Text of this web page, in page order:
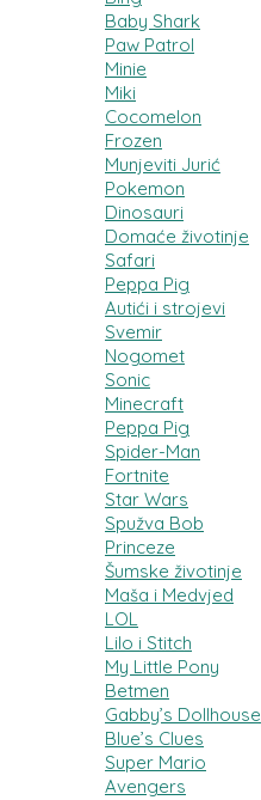
Baby Shark
Paw Patrol
Minie
Miki
Cocomelon
Frozen
Munjeviti Jurić
Pokemon
Dinosauri
Domaće životinje
Safari
Peppa Pig
Autići i strojevi
Svemir
Nogomet
Sonic
Minecraft
Peppa Pig
Spider-Man
Fortnite
Star Wars
Spužva Bob
Princeze
Šumske životinje
Maša i Medvjed
LOL
Lilo i Stitch
My Little Pony
Betmen
Gabby’s Dollhouse
Blue’s Clues
Super Mario
Avengers